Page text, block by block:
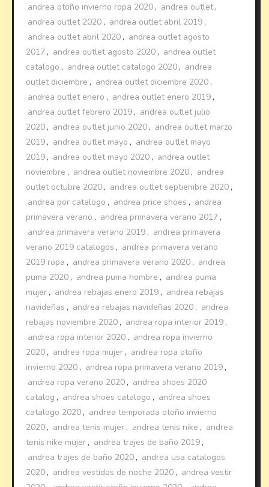
andrea otoño invierno ropa 2020 , andrea outlet,
andrea outlet 2020 , andrea outlet abril 2019 ,
andrea outlet abril 2020 , andrea outlet agosto
2017 , andrea outlet agosto 2020 , andrea outlet
catalogo , andrea outlet catalogo 2020 , andrea
outlet diciembre , andrea outlet diciembre 2020 ,
andrea outlet enero , andrea outlet enero 2019 ,
andrea outlet febrero 2019 , andrea outlet julio
2020 , andrea outlet junio 2020 , andrea outlet marzo
2019 , andrea outlet mayo , andrea outlet mayo
2019 , andrea outlet mayo 2020 , andrea outlet
noviembre , andrea outlet noviembre 2020 , andrea
outlet octubre 2020 , andrea outlet septiembre 2020 ,
andrea por catalogo , andrea price shoes , andrea
primavera verano , andrea primavera verano 2017 ,
andrea primavera verano 2019 , andrea primavera
verano 2019 catalogos , andrea primavera verano
2019 ropa , andrea primavera verano 2020 , andrea
puma 2020 , andrea puma hombre , andrea puma
mujer , andrea rebajas enero 2019 , andrea rebajas
navideñas , andrea rebajas navideñas 2020 , andrea
rebajas noviembre 2020 , andrea ropa interior 2019 ,
andrea ropa interior 2020 , andrea ropa invierno
2020 , andrea ropa mujer , andrea ropa otoño
invierno 2020 , andrea ropa primavera verano 2019 ,
andrea ropa verano 2020 , andrea shoes 2020
catalog , andrea shoes catalogo , andrea shoes
catalogo 2020 , andrea temporada otoño invierno
2020 , andrea tenis mujer , andrea tenis nike , andrea
tenis nike mujer , andrea trajes de baño 2019 ,
andrea trajes de baño 2020 , andrea usa catalogos
2020 , andrea vestidos de noche 2020 , andrea vestir